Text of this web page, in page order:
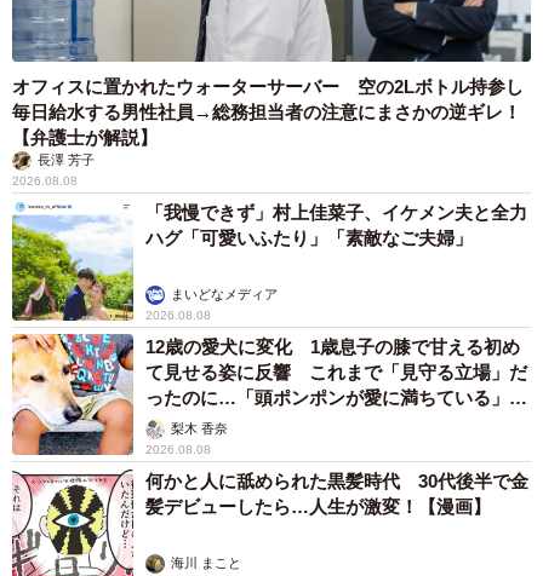
オフィスに置かれたウォーターサーバー 空の2Lボトル持参し
毎日給水する男性社員→総務担当者の注意にまさかの逆ギレ！
【弁護士が解説】
長澤 芳子
2026.08.08
「我慢できず」村上佳菜子、イケメン夫と全力
ハグ「可愛いふたり」「素敵なご夫婦」
まいどなメディア
2026.08.08
12歳の愛犬に変化 1歳息子の膝で甘える初め
て見せる姿に反響 これまで「見守る立場」だ
ったのに…「頭ポンポンが愛に満ちている」
「尊…」
梨木 香奈
2026.08.08
何かと人に舐められた黒髪時代 30代後半で金
髪デビューしたら…人生が激変！【漫画】
海川 まこと